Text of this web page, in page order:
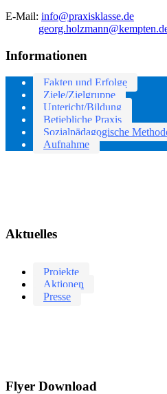
E-Mail: info@praxisklasse.de
Informationen
Fakten und Erfolge
Ziele/Zielgruppe
Untericht/Bildung
Betiebliche Praxis
Sozialpädagogische
Aufnahme
Aktuelles
Projekte
Aktionen
Presse
Flyer Download